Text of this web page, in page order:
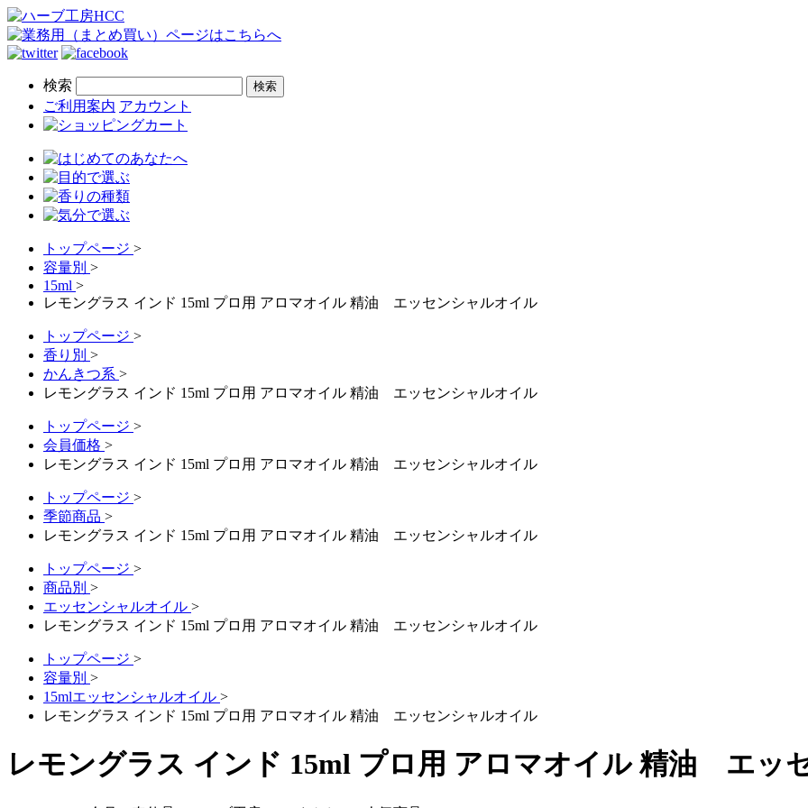
検索
ご利用案内 アカウント
トップページ >
容量別 >
15ml >
レモングラス インド 15ml プロ用 アロマオイル 精油 エッセンシャルオイル
トップページ >
香り別 >
かんきつ系 >
レモングラス インド 15ml プロ用 アロマオイル 精油 エッセンシャルオイル
トップページ >
会員価格 >
レモングラス インド 15ml プロ用 アロマオイル 精油 エッセンシャルオイル
トップページ >
季節商品 >
レモングラス インド 15ml プロ用 アロマオイル 精油 エッセンシャルオイル
トップページ >
商品別 >
エッセンシャルオイル >
レモングラス インド 15ml プロ用 アロマオイル 精油 エッセンシャルオイル
トップページ >
容量別 >
15mlエッセンシャルオイル >
レモングラス インド 15ml プロ用 アロマオイル 精油 エッセンシャルオイル
レモングラス インド 15ml プロ用 アロマオイル 精油 エッ